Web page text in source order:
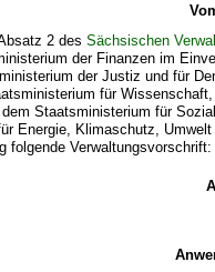
2 desSächsischen
der Finanzen im
der Justiz und für
für
Staatsministerium für
Energie, Klimaschutz,
folgende Verwaltungsvorschrift: